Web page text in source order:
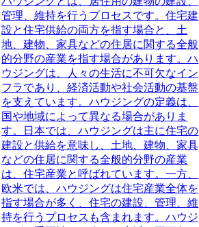
管理、維持を行うプロセスです。住宅建
設と住宅供給の両方を指す場合と、土
地、建物、家具などの住居に関する全般
的分野の産業を指す場合があります。ハ
ウジングは、人々の生活に不可欠なイン
フラであり、経済活動や社会活動の基盤
を支えています。ハウジングの定義は、
国や地域によって異なる場合がありま
す。日本では、ハウジングは主に住宅の
建設と供給を意味し、土地、建物、家具
などの住居に関する全般的分野の産業
は、住宅産業と呼ばれています。一方、
欧米では、ハウジングは住宅産業全体を
指す場合が多く、住宅の建設、管理、維
持を行うプロセスも含まれます。ハウジ